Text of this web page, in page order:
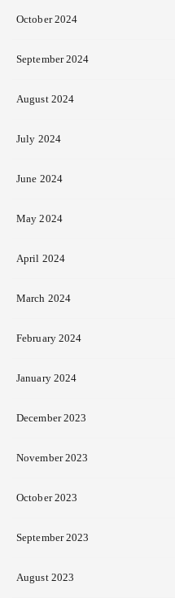
October 2024
September 2024
August 2024
July 2024
June 2024
May 2024
April 2024
March 2024
February 2024
January 2024
December 2023
November 2023
October 2023
September 2023
August 2023